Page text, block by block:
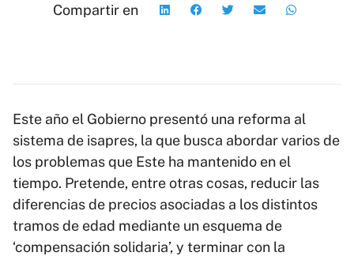
Compartir en
Este año el Gobierno presentó una reforma al
sistema de isapres, la que busca abordar varios de
los problemas que Este ha mantenido en el
tiempo. Pretende, entre otras cosas, reducir las
diferencias de precios asociadas a los distintos
tramos de edad mediante un esquema de
‘compensación solidaria’, y terminar con la